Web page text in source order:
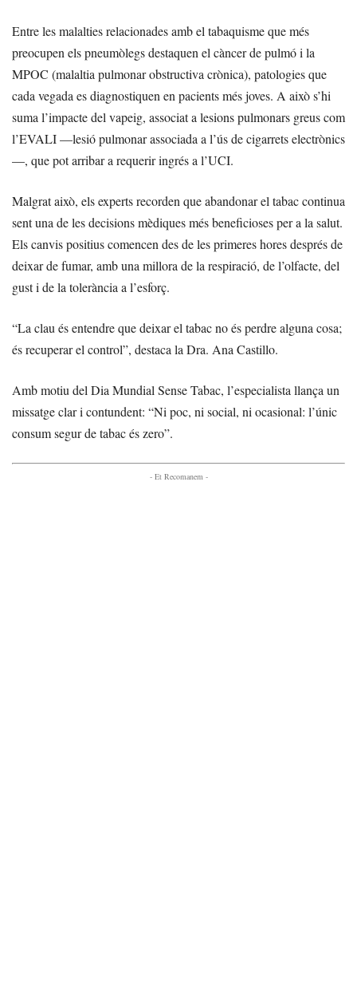
Entre les malalties relacionades amb el tabaquisme que més
preocupen els pneumòlegs destaquen el càncer de pulmó i la
MPOC (malaltia pulmonar obstructiva crònica), patologies que
cada vegada es diagnostiquen en pacients més joves. A això s’hi
suma l’impacte del vapeig, associat a lesions pulmonars greus com
l’EVALI —lesió pulmonar associada a l’ús de cigarrets electrònics
—, que pot arribar a requerir ingrés a l’UCI.
Malgrat això, els experts recorden que abandonar el tabac continua
sent una de les decisions mèdiques més beneficioses per a la salut.
Els canvis positius comencen des de les primeres hores després de
deixar de fumar, amb una millora de la respiració, de l’olfacte, del
gust i de la tolerància a l’esforç.
“La clau és entendre que deixar el tabac no és perdre alguna cosa;
és recuperar el control”, destaca la Dra. Ana Castillo.
Amb motiu del Dia Mundial Sense Tabac, l’especialista llança un
missatge clar i contundent: “Ni poc, ni social, ni ocasional: l’únic
consum segur de tabac és zero”.
- Et Recomanem -